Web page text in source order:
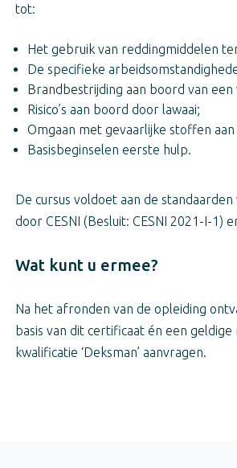
tot:
Het gebruik van reddingmiddelen
De specifieke
Brandbestrijding aan boord van een
Risico’s aan boord door lawaai;
Omgaan met gevaarlijke stoffen
Basisbeginselen eerste hulp.
De cursus voldoet aan de
door CESNI (Besluit: CESNI 2021-I-1)
Wat kunt u ermee?
Na het afronden van de opleiding
basis van dit certificaat én een
kwalificatie ‘Deksman’ aanvragen.